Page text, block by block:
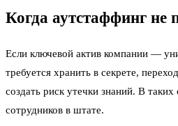
Когда аутстаффинг не
Если ключевой актив компании —
требуется хранить в секрете,
создать риск утечки знаний. В
сотрудников в штате.